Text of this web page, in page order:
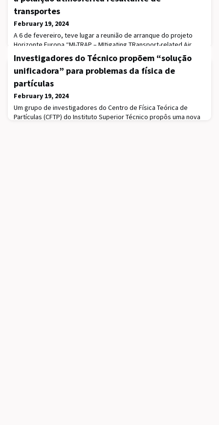
transportes
February 19, 2024
A 6 de fevereiro, teve lugar a reunião de arranque do projeto
Horizonte Europa “MI-TRAP – MItigating TRansport-related Air
Pollution in Europe” no National Centre of Scientific
Research Demokritos, em Atenas. Com o objetivo de abordar as
questões da poluição sonora e do ar em ambientes urbanos,
este projeto conta com a participação de vários investigadores
do Instituto Superior Técnico, que irá co
Investigadores do Técnico propõem “solução
unificadora” para problemas da física de
partículas
February 19, 2024
Um grupo de investigadores do Centro de Física Teórica de
Partículas (CFTP) do Instituto Superior Técnico propôs uma nova